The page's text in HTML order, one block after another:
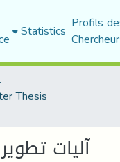
Statistics Profils
Thesis
آليات